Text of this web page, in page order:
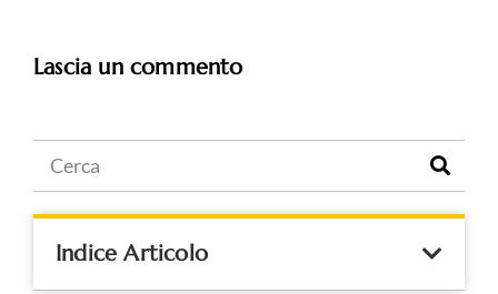
Lascia un commento
Indice Articolo